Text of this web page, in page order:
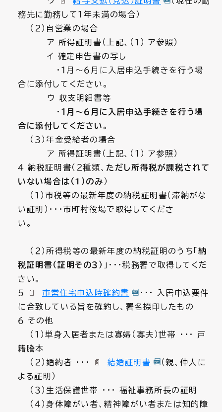
務先に勤務して１年未満の場合）
（２）自営業の場合
ア 所得証明書（上記、（１） ア参照）
イ 確定申告書の写し
・１月～６月に入居申込手続きを行う場
合に添付してください。
ウ 収支明細書等
・ １月～６月に入居申込手続きを行う場
合に添付してください。
（３）年金受給者の場合
ア 所得証明書（上記、（１） ア参照）
４ 納税証明書（２種類、 ただし所得税が課税されて
いない場合は（1）のみ ）
（１）市税等の最新年度の納税証明書（滞納がな
い証明）・・・市町村役場で取得してくださ
い。
（２）所得税等の最新年度の納税証明のうち「 納
税証明書（証明その３） 」・・・税務署で取得してくだ
さい。
５
市営住宅申込時確約書
・・・ 入居申込要件
に合致している旨を確約し、署名捺印したもの
６ その他
（１）単身入居者または寡婦（寡夫）世帯 ・・・ 戸
籍謄本
（２）婚約者 ・・・
結婚証明書
（親、仲人に
よる証明）
（３）生活保護世帯 ・・・ 福祉事務所長の証明
（４）身体障がい者、精神障がい者または知的障